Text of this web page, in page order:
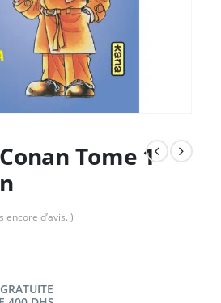
Tome 1
encore d’avis. )